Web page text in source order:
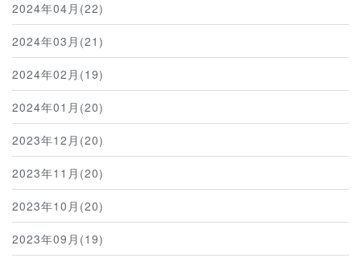
2024年04月(22)
2024年03月(21)
2024年02月(19)
2024年01月(20)
2023年12月(20)
2023年11月(20)
2023年10月(20)
2023年09月(19)